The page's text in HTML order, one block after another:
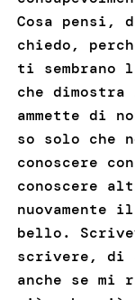
Cosa pensi,
chiedo,
ti sembrano
che
ammette di
so solo che
conoscere
conoscere
nuovamente
bello.
scrivere, di
anche se mi